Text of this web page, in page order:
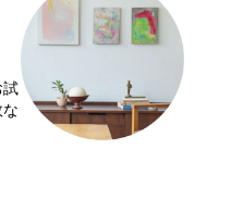
試